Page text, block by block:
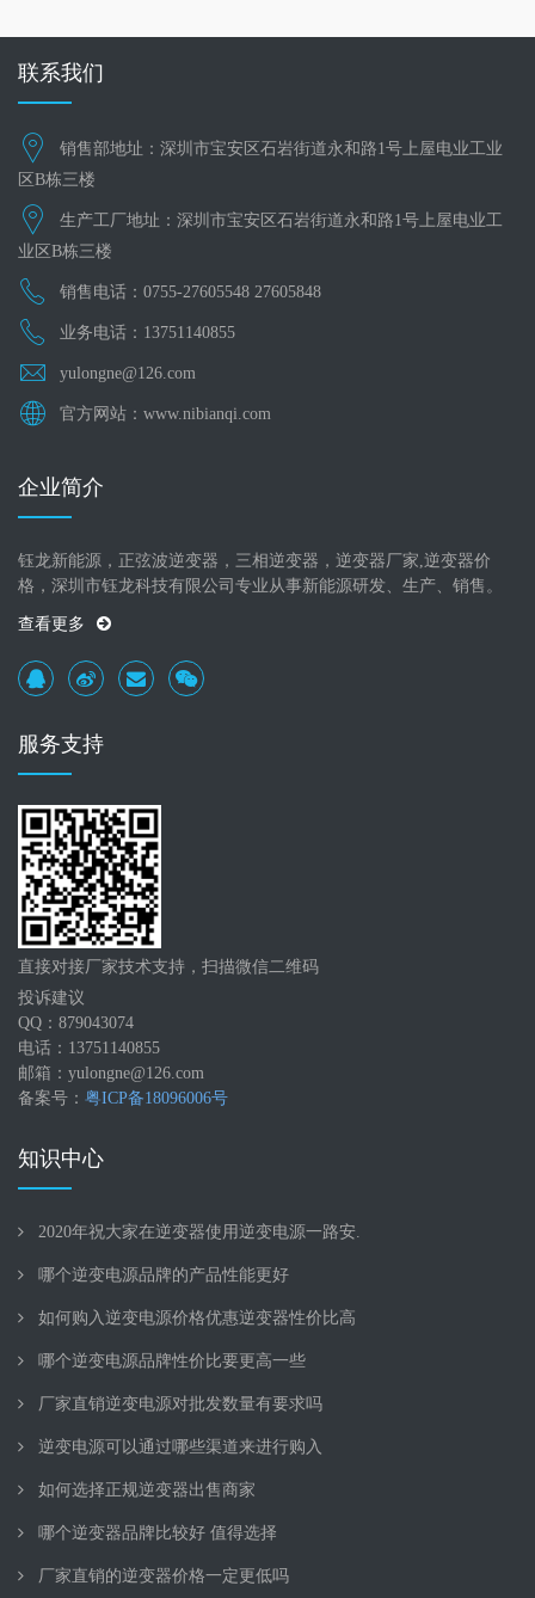
联系我们
销售部地址：深圳市宝安区石岩街道永和路1号上屋电业工业
区B栋三楼
生产工厂地址：深圳市宝安区石岩街道永和路1号上屋电业工
业区B栋三楼
销售电话：0755-27605548 27605848
业务电话：13751140855
yulongne@126.com
官方网站：www.nibianqi.com
企业简介
钰龙新能源，正弦波逆变器，三相逆变器，逆变器厂家,逆变器价
格，深圳市钰龙科技有限公司专业从事新能源研发、生产、销售。
查看更多
服务支持
直接对接厂家技术支持，扫描微信二维码
投诉建议
QQ：879043074
电话：13751140855
邮箱：yulongne@126.com
备案号： 粤ICP备18096006号
知识中心
2020年祝大家在逆变器使用逆变电源一路安.
哪个逆变电源品牌的产品性能更好
如何购入逆变电源价格优惠逆变器性价比高
哪个逆变电源品牌性价比要更高一些
厂家直销逆变电源对批发数量有要求吗
逆变电源可以通过哪些渠道来进行购入
如何选择正规逆变器出售商家
哪个逆变器品牌比较好 值得选择
厂家直销的逆变器价格一定更低吗